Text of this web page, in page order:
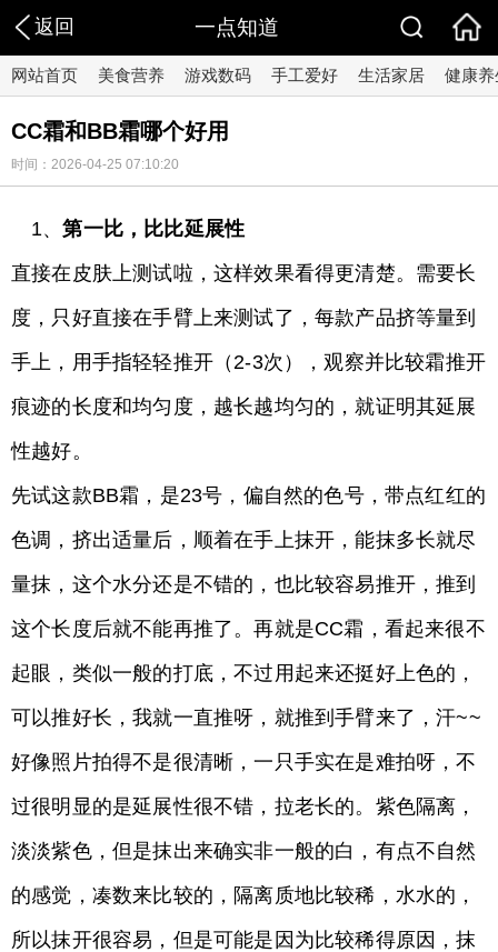
返回 一点知道
网站首页 美食营养 游戏数码 手工爱好 生活家居 健康养
CC霜和BB霜哪个好用
时间：2026-04-25 07:10:20
1、第一比，比比延展性
直接在皮肤上测试啦，这样效果看得更清楚。需要长
度，只好直接在手臂上来测试了，每款产品挤等量到
手上，用手指轻轻推开（2-3次），观察并比较霜推开
痕迹的长度和均匀度，越长越均匀的，就证明其延展
性越好。
先试这款BB霜，是23号，偏自然的色号，带点红红的
色调，挤出适量后，顺着在手上抹开，能抹多长就尽
量抹，这个水分还是不错的，也比较容易推开，推到
这个长度后就不能再推了。再就是CC霜，看起来很不
起眼，类似一般的打底，不过用起来还挺好上色的，
可以推好长，我就一直推呀，就推到手臂来了，汗~~
好像照片拍得不是很清晰，一只手实在是难拍呀，不
过很明显的是延展性很不错，拉老长的。紫色隔离，
淡淡紫色，但是抹出来确实非一般的白，有点不自然
的感觉，凑数来比较的，隔离质地比较稀，水水的，
所以抹开很容易，但是可能是因为比较稀得原因，抹